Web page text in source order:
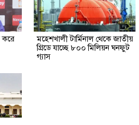
করে
মহেশখালী টার্মিনাল থেকে জাতীয়
গ্রিডে যাচ্ছে ৮০০ মিলিয়ন ঘনফুট
গ্যাস